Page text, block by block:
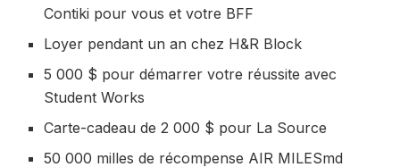
Contiki pour vous et votre BFF
Loyer pendant un an chez H&R Block
5 000 $ pour démarrer votre réussite avec
Student Works
Carte-cadeau de 2 000 $ pour La Source
50 000 milles de récompense AIR MILESmd